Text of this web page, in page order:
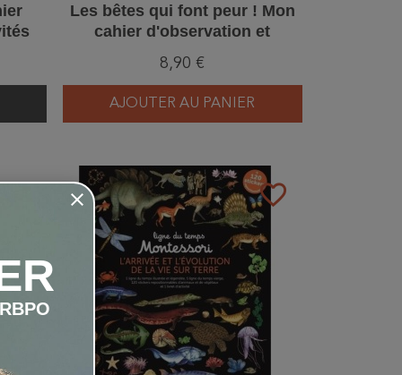
Les bêtes qui font peur ! Mon
cahier d'observation et
d'activités
8,90 €
AJOUTER AU PANIER
favorite_border